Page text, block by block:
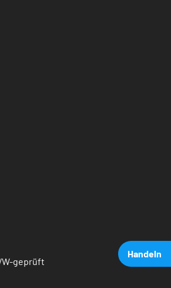
Handeln
geprüft